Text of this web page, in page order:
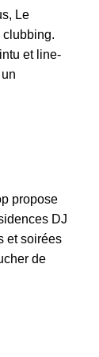
Le
clubbing.
et line‐
propose
DJ
et soirées
de